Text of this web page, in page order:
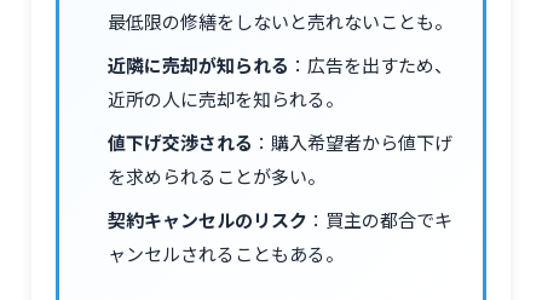
最低限の修繕をしないと売れないことも。
近隣に売却が知られる ：広告を出すため、
近所の人に売却を知られる。
値下げ交渉される ：購入希望者から値下げ
を求められることが多い。
契約キャンセルのリスク ：買主の都合でキ
ャンセルされることもある。